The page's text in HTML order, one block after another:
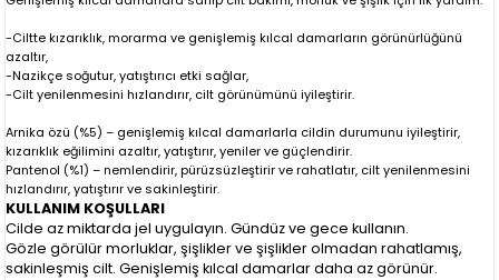
-Ciltte kızarıklık, morarma ve genişlemiş kılcal damarların görünürlüğünü
azaltır,
-Nazikçe soğutur, yatıştırıcı etki sağlar,
-Cilt yenilenmesini hızlandırır, cilt görünümünü iyileştirir.
Arnika özü (%5) – genişlemiş kılcal damarlarla cildin durumunu iyileştirir,
kızarıklık eğilimini azaltır, yatıştırır, yeniler ve güçlendirir.
Pantenol (%1) – nemlendirir, pürüzsüzleştirir ve rahatlatır, cilt yenilenmesini
hızlandırır, yatıştırır ve sakinleştirir.
KULLANIM KOŞULLARI
Cilde az miktarda jel uygulayın. Gündüz ve gece kullanın.
Gözle görülür morluklar, şişlikler ve şişlikler olmadan rahatlamış,
sakinleşmiş cilt. Genişlemiş kılcal damarlar daha az görünür.